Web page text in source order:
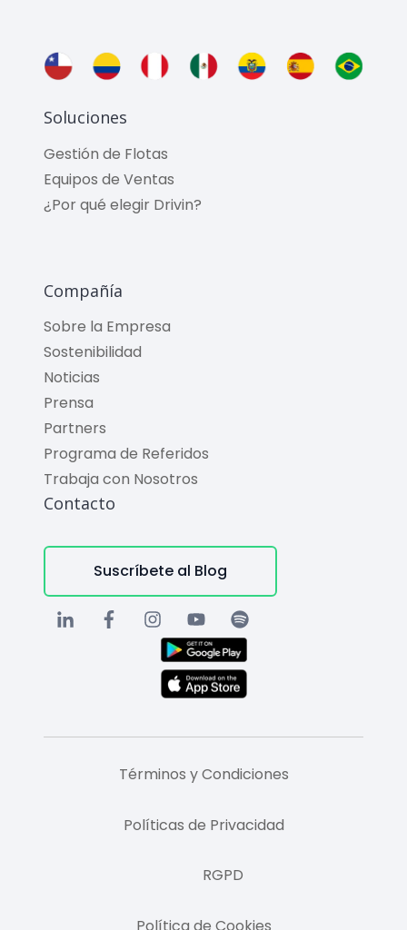
Soluciones
Gestión de Flotas
Equipos de Ventas
¿Por qué elegir Drivin?
Compañía
Sobre la Empresa
Sostenibilidad
Noticias
Prensa
Partners
Programa de Referidos
Trabaja con Nosotros
Contacto
Suscríbete al Blog
Términos y Condiciones
Políticas de Privacidad
RGPD
Política de Cookies